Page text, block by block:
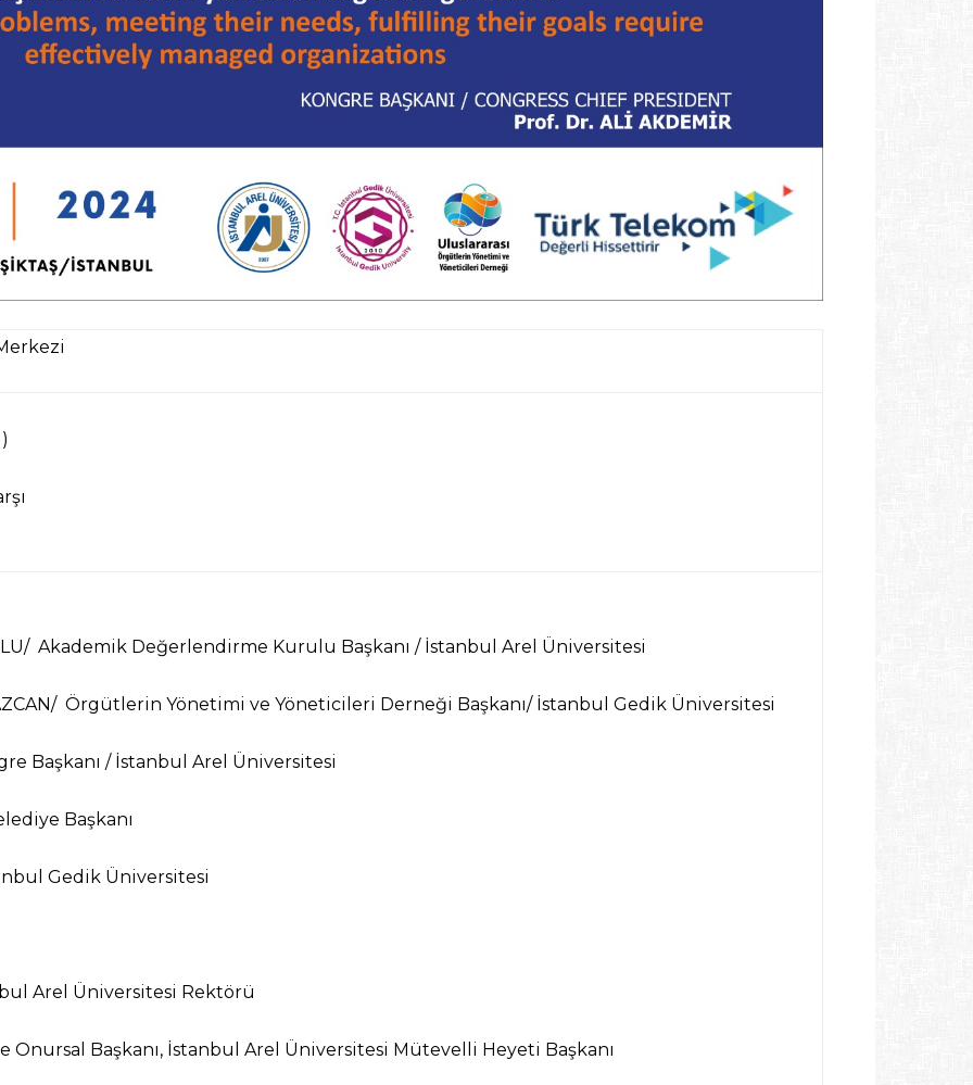
Akademik Değerlendirme Kurulu Başkanı / İstanbul Arel Üniversitesi
Örgütlerin Yönetimi ve Yöneticileri Derneği Başkanı/ İstanbul Gedik Üniversitesi
Başkanı / İstanbul Arel Üniversitesi
Başkanı
Gedik Üniversitesi
Arel Üniversitesi Rektörü
Onursal Başkanı, İstanbul Arel Üniversitesi Mütevelli Heyeti Başkanı